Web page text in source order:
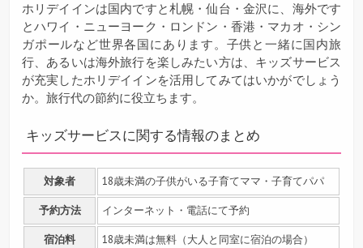
ホリデイインは国内ですと札幌・仙台・金沢に、海外です
とハワイ・ニューヨーク・ロンドン・香港・マカオ・シン
ガポールなど世界各国にあります。子供と一緒に国内旅
行、あるいは海外旅行を楽しみたい方は、キッズサービス
が充実したホリデイインを活用してみてはいかがでしょう
か。旅行代の節約に役立ちます。
キッズサービスに関する情報のまとめ
対象者 18歳未満の子供がいる子育てママ・子育てパパ
予約方法 インターネット・電話にて予約
宿泊料 18歳未満は無料（大人と同室に宿泊の場合）